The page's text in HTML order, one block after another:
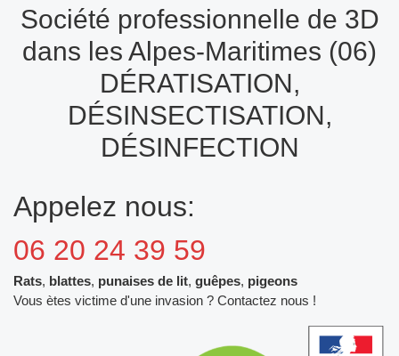
Société professionnelle de 3D
dans les Alpes-Maritimes (06)
DÉRATISATION,
DÉSINSECTISATION,
DÉSINFECTION
Appelez nous:
06 20 24 39 59
Rats, blattes, punaises de lit, guêpes, pigeons
Vous ètes victime d'une invasion ? Contactez nous !